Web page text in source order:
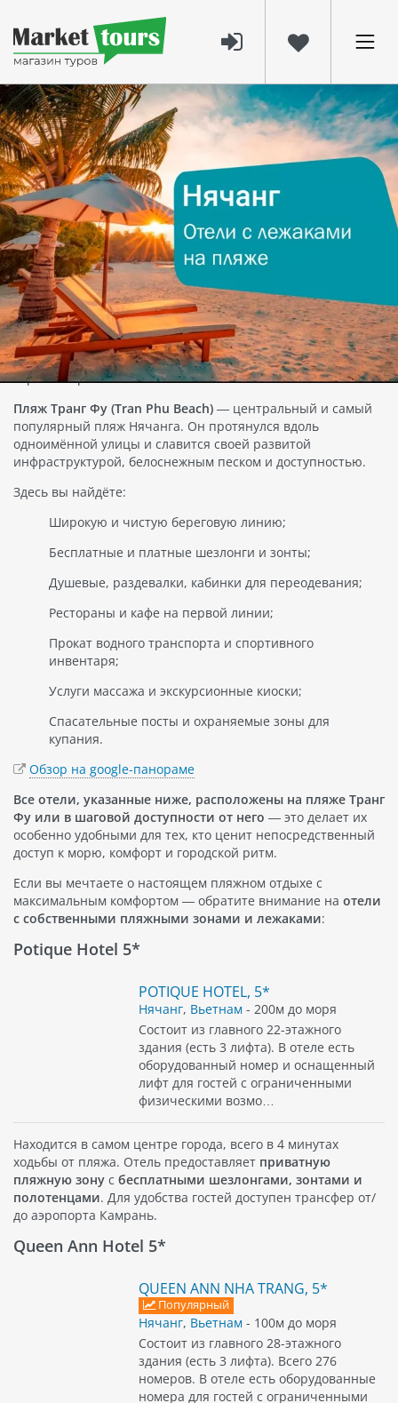
4345 13 мая 2025
Отели Нячанга с собственными
пляжами — отдых во Вьетнаме из
Алматы и Астаны
Отели с собственными лежаками
на пляже в Нячанге
Утро в Нячанге начинается с запаха моря и свежих
тропических фруктов, днём — солнце мягко ложится на
золотой песок, а вечером город загорается огнями,
отражающимися в волнах залива.
Пляж Транг Фу (Tran Phu Beach) — центральный и самый
популярный пляж Нячанга. Он протянулся вдоль
одноимённой улицы и славится своей развитой
инфраструктурой, белоснежным песком и доступностью.
Здесь вы найдёте:
Широкую и чистую береговую линию;
Бесплатные и платные шезлонги и зонты;
Душевые, раздевалки, кабинки для переодевания;
Рестораны и кафе на первой линии;
Прокат водного транспорта и спортивного
инвентаря;
Услуги массажа и экскурсионные киоски;
Спасательные посты и охраняемые зоны для
купания.
Обзор на google-панораме
Все отели, указанные ниже, расположены на пляже Транг
Фу или в шаговой доступности от него — это делает их
особенно удобными для тех, кто ценит непосредственный
доступ к морю, комфорт и городской ритм.
Если вы мечтаете о настоящем пляжном отдыхе с
максимальным комфортом — обратите внимание на отели
с собственными пляжными зонами и лежаками:
Potique Hotel 5*
POTIQUE HOTEL, 5*
Нячанг, Вьетнам - 200м до моря
Состоит из главного 22-этажного
здания (есть 3 лифта). В отеле есть
оборудованный номер и оснащенный
лифт для гостей с ограниченными
физическими возмо…
Находится в самом центре города, всего в 4 минутах
ходьбы от пляжа. Отель предоставляет приватную
пляжную зону с бесплатными шезлонгами, зонтами и
полотенцами. Для удобства гостей доступен трансфер от/
до аэропорта Камрань.
Queen Ann Hotel 5*
QUEEN ANN NHA TRANG, 5*
Популярный
Нячанг, Вьетнам - 100м до моря
Состоит из главного 28-этажного
здания (есть 3 лифта). Всего 276
номеров. В отеле есть оборудованные
номера для гостей с ограниченными